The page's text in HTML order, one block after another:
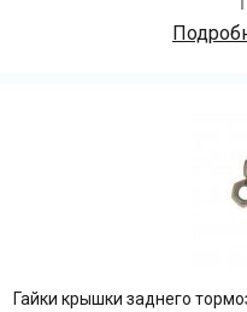
Гайки крышки заднего